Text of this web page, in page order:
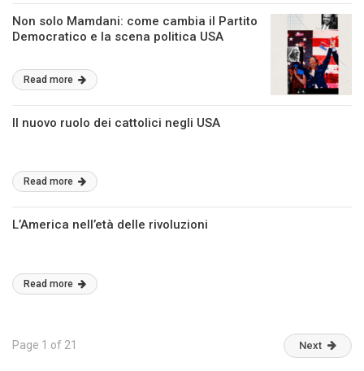
Non solo Mamdani: come cambia il Partito
Democratico e la scena politica USA
Read more
Il nuovo ruolo dei cattolici negli USA
Read more
L’America nell’età delle rivoluzioni
Read more
Page 1 of 21 Next